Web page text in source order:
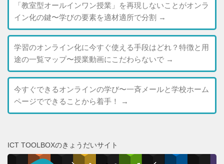
「教室型オールインワン授業」を再現しないことがオンラ
イン化の鍵〜学びの要素を適材適所で分割 →
学習のオンライン化に今すぐ使える手段はどれ？特徴と用
途の一覧マップ〜授業動画にこだわらないで →
今すぐできるオンラインの学び〜一斉メールと学校ホーム
ページでできることから着手！
→
ICT TOOLBOXのきょうだいサイト